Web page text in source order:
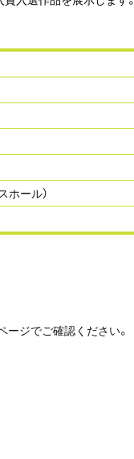
ホール）
ージでご確認ください。